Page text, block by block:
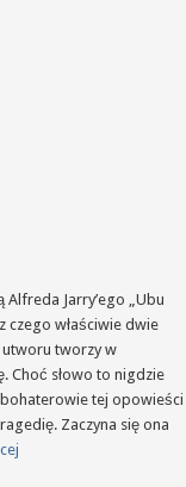
Alfreda Jarry’ego „Ubu
czego właściwie dwie
utworu tworzy w
Choć słowo to nigdzie
tej opowieści
Zaczyna się ona